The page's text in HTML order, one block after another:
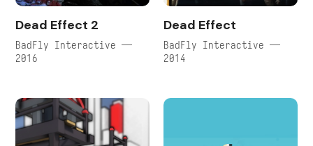
Dead Effect 2
BadFly Interactive —
2016
Dead Effect
BadFly Interactive —
2014